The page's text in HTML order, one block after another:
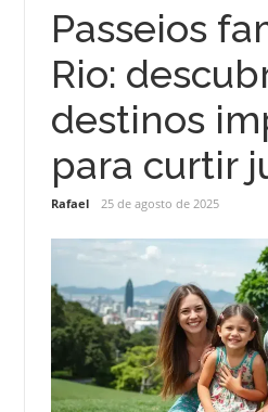
Passeios
Rio:
destinos
para curtir
Rafael 25 de agosto de 2025